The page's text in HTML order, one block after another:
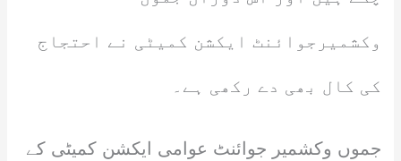
وکشمیرجوائنٹ ایکشن کمیٹی نے احتجاج
کی کال بھی دے رکھی ہے۔
جموں وکشمیر جوائنٹ عوامی ایکشن کمیٹی کے